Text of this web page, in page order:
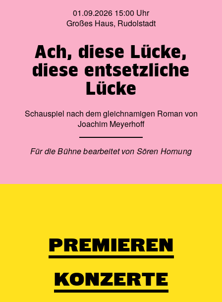
01.09.2026 15:00 Uhr
Großes Haus, Rudolstadt
Ach, diese Lücke,
diese entsetzliche
Lücke
Schauspiel nach dem gleichnamigen Roman von
Joachim Meyerhoff
Für die Bühne bearbeitet von Sören Hornung
PREMIEREN
KONZERTE